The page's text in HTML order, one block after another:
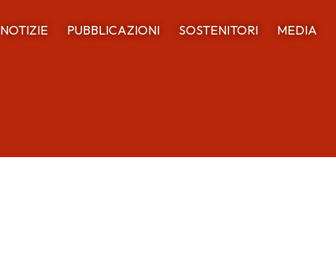
NOTIZIE PUBBLICAZIONI SOSTENITORI MEDIA